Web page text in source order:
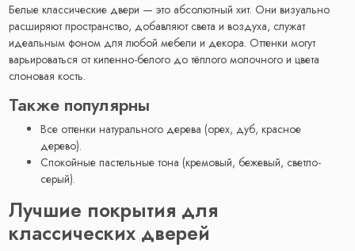
Белые классические двери — это абсолютный хит. Они визуально
расширяют пространство, добавляют света и воздуха, служат
идеальным фоном для любой мебели и декора. Оттенки могут
варьироваться от кипенно-белого до тёплого молочного и цвета
слоновая кость.
Также популярны
Все оттенки натурального дерева (орех, дуб, красное
дерево).
Спокойные пастельные тона (кремовый, бежевый, светло-
серый).
Лучшие покрытия для
классических дверей